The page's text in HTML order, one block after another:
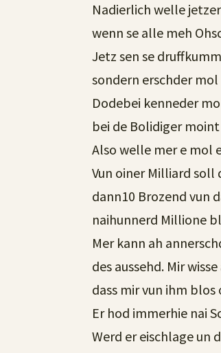
Nadierlich welle
wenn se alle meh
Jetz sen se
sondern erschder mol
Dodebei kenneder
bei de Bolidiger moint
Also welle mer e mol
Vun oiner Milliard soll
dann10 Brozend vun
naihunnerd Millione
Mer kann ah
des aussehd. Mir
dass mir vun ihm
Er hod immerhie nai
Werd er eischlage un